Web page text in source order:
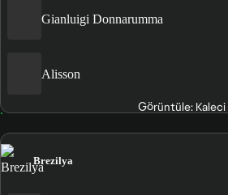
Gianluigi Donnarumma
Alisson
Görüntüle: Kaleci
Brezilya